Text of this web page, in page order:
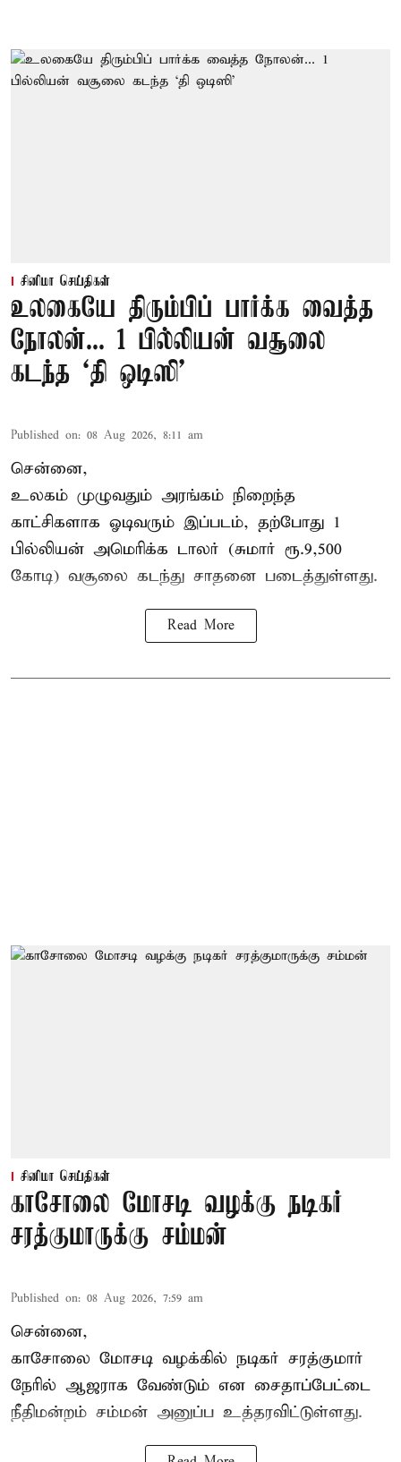
சினிமா செய்திகள்
உலகையே திரும்பிப் பார்க்க வைத்த
நோலன்... 1 பில்லியன் வசூலை
கடந்த ‘தி ஒடிஸி’
Published on: 08 Aug 2026, 8:11 am
சென்னை,
உலகம் முழுவதும் அரங்கம் நிறைந்த
காட்சிகளாக ஓடிவரும் இப்படம், தற்போது 1
பில்லியன் அமெரிக்க டாலர் (சுமார் ரூ.9,500
கோடி) வசூலை கடந்து சாதனை படைத்துள்ளது.
Read More
சினிமா செய்திகள்
காசோலை மோசடி வழக்கு நடிகர்
சரத்குமாருக்கு சம்மன்
Published on: 08 Aug 2026, 7:59 am
சென்னை,
காசோலை மோசடி வழக்கில் நடிகர் சரத்குமார்
நேரில் ஆஜராக வேண்டும் என சைதாப்பேட்டை
நீதிமன்றம் சம்மன் அனுப்ப உத்தரவிட்டுள்ளது.